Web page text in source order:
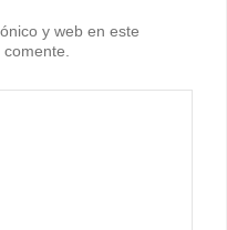
y web en este